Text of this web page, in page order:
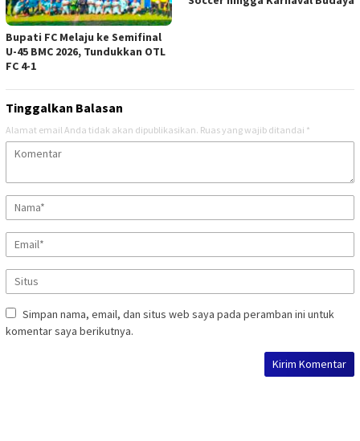
Bupati FC Melaju ke Semifinal
U-45 BMC 2026, Tundukkan OTL
FC 4-1
Tinggalkan Balasan
Alamat email Anda tidak akan dipublikasikan. Ruas yang wajib ditandai *
Simpan nama, email, dan situs web saya pada peramban ini untuk
komentar saya berikutnya.